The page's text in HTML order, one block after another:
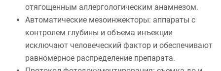
отягощенным аллергологическим анамнезом.
Автоматические мезоинжекторы: аппараты с
контролем глубины и объема инъекции
исключают человеческий фактор и обеспечивают
равномерное распределение препарата.